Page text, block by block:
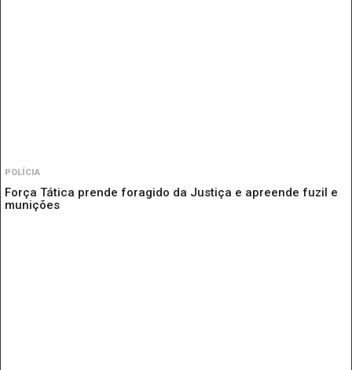
POLÍCIA
Força Tática prende foragido da Justiça e apreende fuzil e
munições